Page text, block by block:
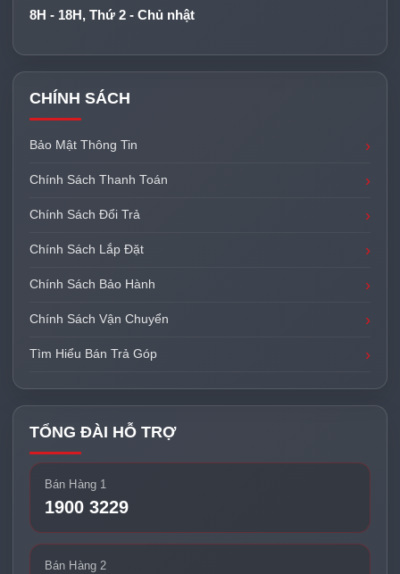
8H - 18H, Thứ 2 - Chủ nhật
CHÍNH SÁCH
Bảo Mật Thông Tin
Chính Sách Thanh Toán
Chính Sách Đổi Trả
Chính Sách Lắp Đặt
Chính Sách Bảo Hành
Chính Sách Vận Chuyển
Tìm Hiểu Bán Trả Góp
TỔNG ĐÀI HỖ TRỢ
Bán Hàng 1
1900 3229
Bán Hàng 2